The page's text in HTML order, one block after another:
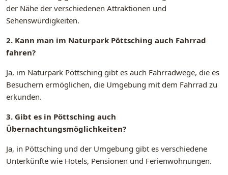
der Nähe der verschiedenen Attraktionen und
Sehenswürdigkeiten.
2. Kann man im Naturpark Pöttsching auch Fahrrad
fahren?
Ja, im Naturpark Pöttsching gibt es auch Fahrradwege, die es
Besuchern ermöglichen, die Umgebung mit dem Fahrrad zu
erkunden.
3. Gibt es in Pöttsching auch
Übernachtungsmöglichkeiten?
Ja, in Pöttsching und der Umgebung gibt es verschiedene
Unterkünfte wie Hotels, Pensionen und Ferienwohnungen.